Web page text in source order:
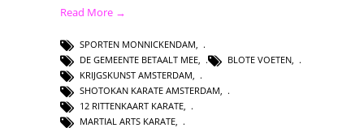
Read More →
SPORTEN MONNICKENDAM
DE GEMEENTE BETAALT MEE
BLOTE VOETEN
KRIJGSKUNST AMSTERDAM
SHOTOKAN KARATE AMSTERDAM
12 RITTENKAART KARATE
MARTIAL ARTS KARATE